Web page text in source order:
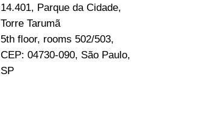
14.401, Parque da Cidade,
Torre Tarumã
5th floor, rooms 502/503,
CEP: 04730-090, São Paulo,
SP